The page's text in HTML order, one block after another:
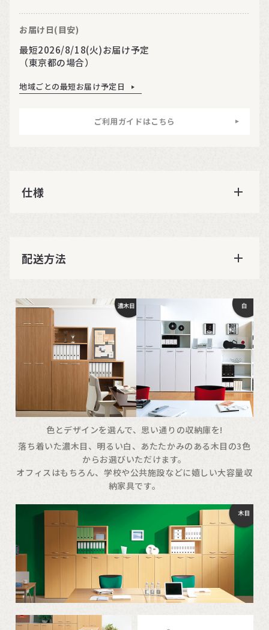
お届け日(目安)
最短2026/8/18(火)お届け予定
（東京都の場合）
地域ごとの最短お届け予定日
ご利用ガイドはこちら
仕様
配送方法
色とデザインを選んで、思い通りの収納庫を!
落ち着いた濃木目、明るい白、あたたかみのある木目の3色
からお選びいただけます。
オフィスはもちろん、学校や公共施設などに嬉しい大容量収
納家具です。